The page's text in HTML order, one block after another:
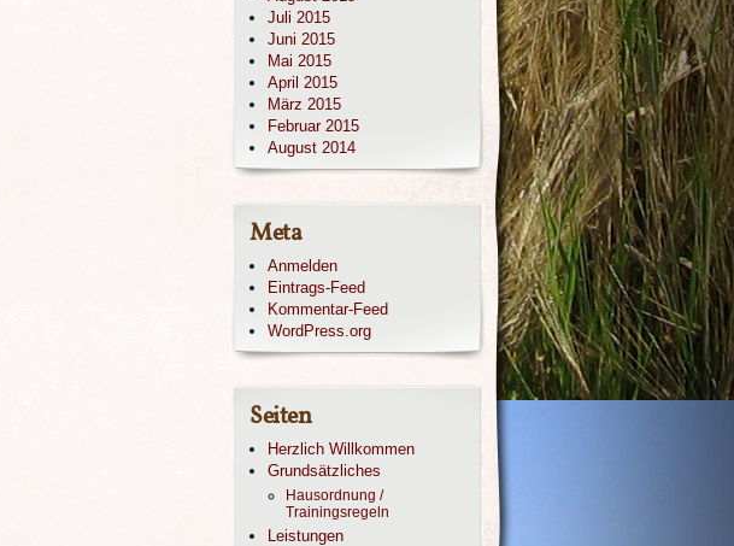
Juli 2015
Juni 2015
Mai 2015
April 2015
März 2015
Februar 2015
August 2014
Meta
Anmelden
Eintrags-Feed
Kommentar-Feed
WordPress.org
Seiten
Herzlich Willkommen
Grundsätzliches
Hausordnung /
Trainingsregeln
Leistungen